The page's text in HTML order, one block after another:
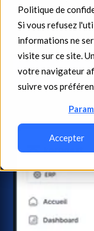
Politique de
Si vous refusez
informations ne
visite sur ce site.
votre navigateur
suivre vos
Accepter
Découvrez notre
d'architectes,
vos marges.
Demander